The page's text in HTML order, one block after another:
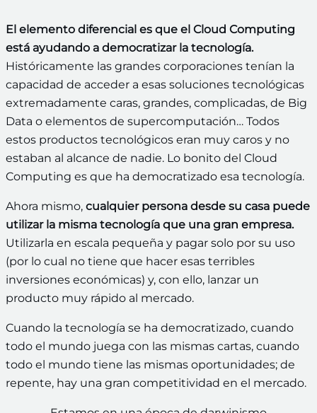
El elemento diferencial es que el Cloud Computing
está ayudando a democratizar la tecnología.
Históricamente las grandes corporaciones tenían la
capacidad de acceder a esas soluciones tecnológicas
extremadamente caras, grandes, complicadas, de Big
Data o elementos de supercomputación… Todos
estos productos tecnológicos eran muy caros y no
estaban al alcance de nadie. Lo bonito del Cloud
Computing es que ha democratizado esa tecnología.
Ahora mismo, cualquier persona desde su casa puede
utilizar la misma tecnología que una gran empresa.
Utilizarla en escala pequeña y pagar solo por su uso
(por lo cual no tiene que hacer esas terribles
inversiones económicas) y, con ello, lanzar un
producto muy rápido al mercado.
Cuando la tecnología se ha democratizado, cuando
todo el mundo juega con las mismas cartas, cuando
todo el mundo tiene las mismas oportunidades; de
repente, hay una gran competitividad en el mercado.